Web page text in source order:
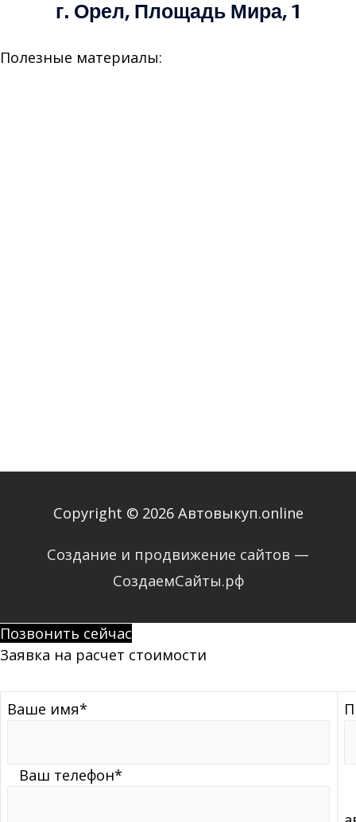
г. Орел, Площадь Мира, 1
Полезные материалы:
Copyright © 2026 Автовыкуп.online
Создание и продвижение сайтов —
СоздаемСайты.рф
Позвонить сейчас
Заявка на расчет стоимости
Ваше имя*
Ваш телефон*